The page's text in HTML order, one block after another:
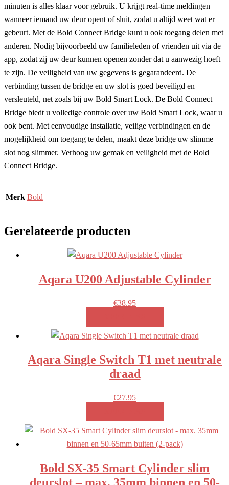
minuten is alles klaar voor gebruik. U krijgt real-time meldingen
wanneer iemand uw deur opent of sluit, zodat u altijd weet wat er
gebeurt. Met de Bold Connect Bridge kunt u ook toegang delen met
anderen. Nodig bijvoorbeeld uw familieleden of vrienden uit via de
app, zodat zij uw deur kunnen openen zonder dat u aanwezig hoeft
te zijn. De veiligheid van uw gegevens is gegarandeerd. De
verbinding tussen de bridge en uw slot is goed beveiligd en
versleuteld, net zoals bij uw Bold Smart Lock. De Bold Connect
Bridge biedt u volledige controle over uw Bold Smart Lock, waar u
ook bent. Met eenvoudige installatie, veilige verbindingen en de
mogelijkheid om toegang te delen, maakt deze bridge uw slimme
slot nog slimmer. Verhoog uw gemak en veiligheid met de Bold
Connect Bridge.
Merk Bold
Gerelateerde producten
Aqara U200 Adjustable Cylinder
€38.95
Aqara Single Switch T1 met neutrale
draad
€27.95
Bold SX-35 Smart Cylinder slim